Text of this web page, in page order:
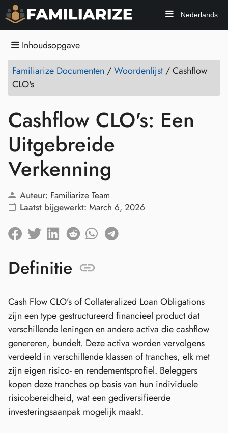
Nederlands
Inhoudsopgave
Familiarize Documenten /Woordenlijst/Cashflow
CLO's
Cashflow CLO's: Een
Uitgebreide
Verkenning
Auteur: Familiarize Team
Laatst bijgewerkt: March 6, 2026
Definitie
Cash Flow CLO’s of Collateralized Loan Obligations
zijn een type gestructureerd financieel product dat
verschillende leningen en andere activa die cashflow
genereren, bundelt. Deze activa worden vervolgens
verdeeld in verschillende klassen of tranches, elk met
zijn eigen risico- en rendementsprofiel. Beleggers
kopen deze tranches op basis van hun individuele
risicobereidheid, wat een gediversifieerde
investeringsaanpak mogelijk maakt.